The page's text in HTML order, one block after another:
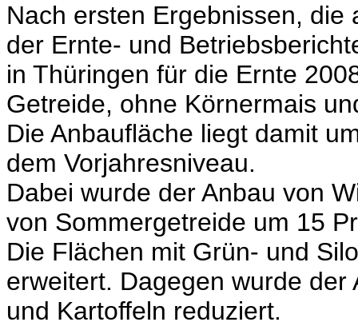
Nach ersten Ergebnissen,
der Ernte- und
in Thüringen für die Ernte
Getreide, ohne Körnermais
Die Anbaufläche liegt damit
dem Vorjahresniveau.
Dabei wurde der Anbau von
von Sommergetreide um 15
Die Flächen mit Grün- und
erweitert. Dagegen wurde
und Kartoffeln reduziert.